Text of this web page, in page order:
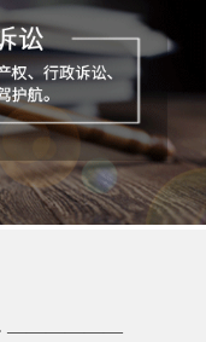
· ——————